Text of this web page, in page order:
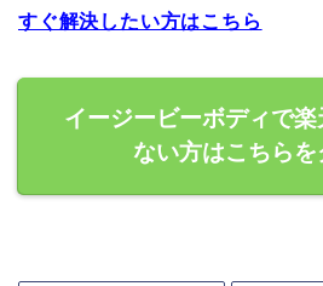
すぐ解決したい方はこちら
イージービーボディで楽
ない方はこちらを